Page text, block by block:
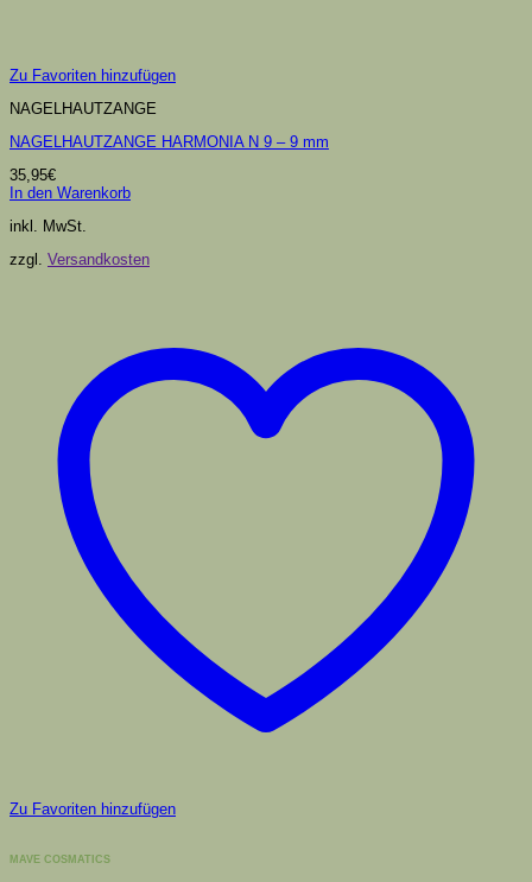
Zu Favoriten hinzufügen
NAGELHAUTZANGE
NAGELHAUTZANGE HARMONIA N 9 – 9 mm
35,95€
In den Warenkorb
inkl. MwSt.
zzgl. Versandkosten
Zu Favoriten hinzufügen
MAVE COSMATICS